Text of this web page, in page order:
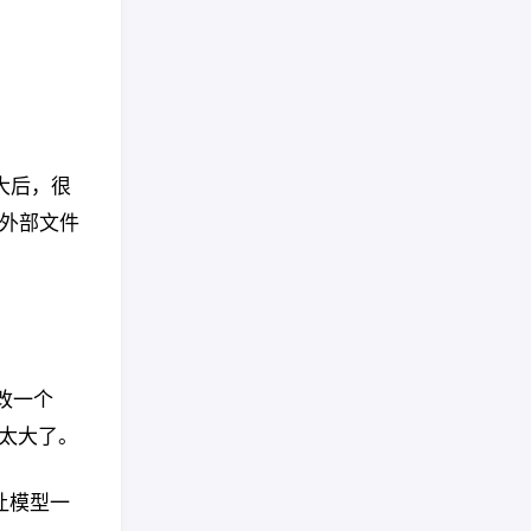
后，很
部文件
一个
大了。
模型一